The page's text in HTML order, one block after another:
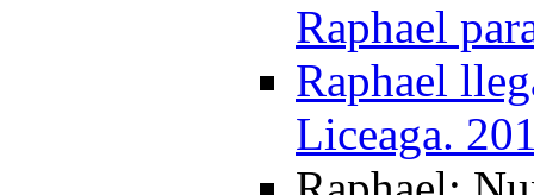
Raphael
Raphael
Liceaga.